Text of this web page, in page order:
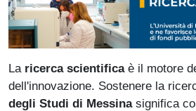
Laricerca scientificaè il motore
dell'innovazione. Sostenere la
degli Studi di Messinasignifica